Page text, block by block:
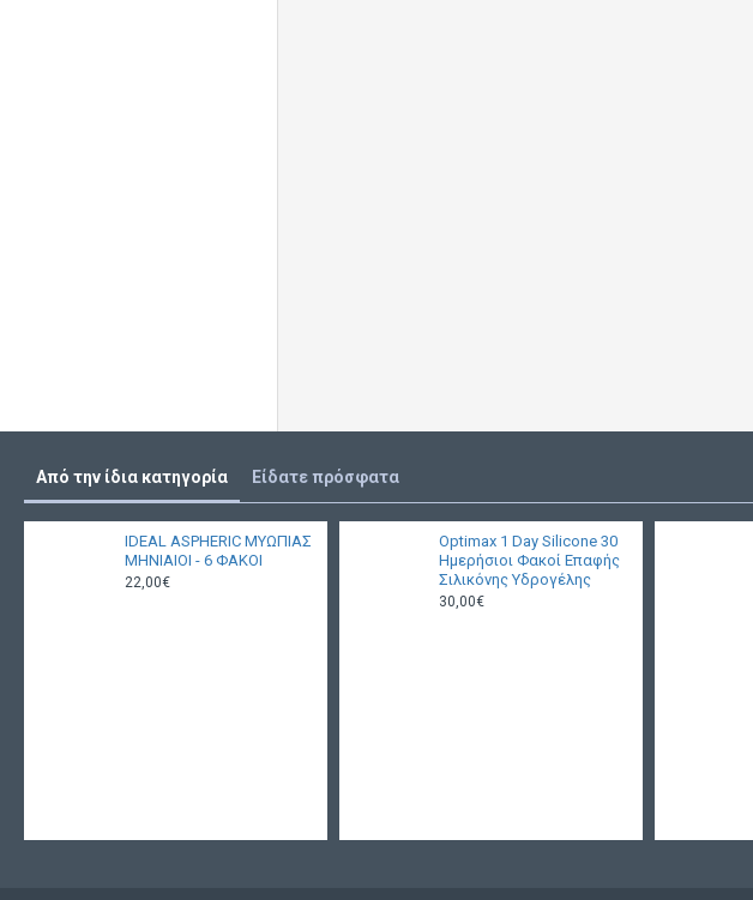
Από την ίδια κατηγορία Είδατε πρόσφατα
IDEAL ASPHERIC ΜΥΩΠΙΑΣ
ΜΗΝΙΑΙΟΙ - 6 ΦΑΚΟΙ
22,00€
Optimax 1 Day Silicone 30
Ημερήσιοι Φακοί Επαφής
Σιλικόνης Υδρογέλης
30,00€